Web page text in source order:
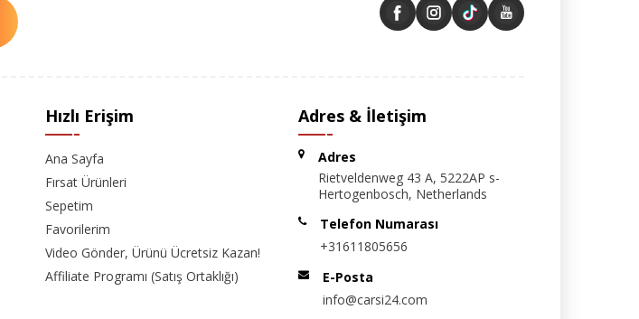
Hızlı Erişim
Ana Sayfa
Fırsat Ürünleri
Sepetim
Favorilerim
Video Gönder, Ürünü Ücretsiz Kazan!
Affiliate Programı (Satış Ortaklığı)
Adres & İletişim
Adres
Rietveldenweg 43 A, 5222AP s-
Hertogenbosch, Netherlands
Telefon Numarası
+31611805656
E-Posta
info@carsi24.com